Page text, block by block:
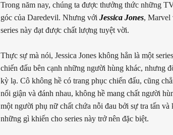
Trong năm nay, chúng ta được thưởng thức những
góc của Daredevil. Nhưng với Jessica Jones, Marvel
series này đạt được chất lượng tuyệt vời.
Thực sự mà nói, Jessica Jones không hẳn là một
chiến đấu bên cạnh những người hùng khác, nhưng
kỳ lạ. Cô không hề có trang phục chiến đấu, cũng
nổi giận và đánh nhau, không hề mang chất người
một người phụ nữ chất chứa nỗi đau bởi sự tra tấn
những gì khiến cho series này trở nên đặc biệt.